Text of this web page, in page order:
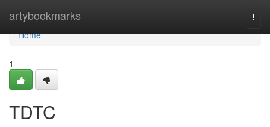
artybookmarks
Home
Home
1
TDTC